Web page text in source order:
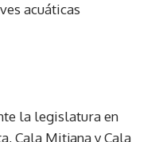
acuáticas
la legislatura en
Cala Mitjana y Cala